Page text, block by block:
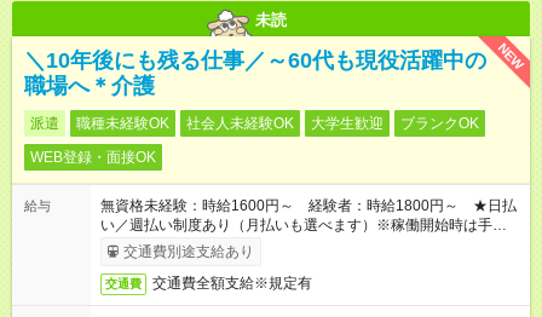
未読
NEW
＼10年後にも残る仕事／～60代も現役活躍中の
職場へ＊介護
派遣 職種未経験OK 社会人未経験OK 大学生歓迎
ブランクOK
WEB登録・面接OK
給与
無資格未経験：時給1600円～ 経験者：時給1800円～ ★日払
い／週払い制度あり（月払いも選べます）※稼働開始時は手続き
完了次第のお支払いとなります。
交通費別途支給あり
交通費 交通費全額支給※規定有